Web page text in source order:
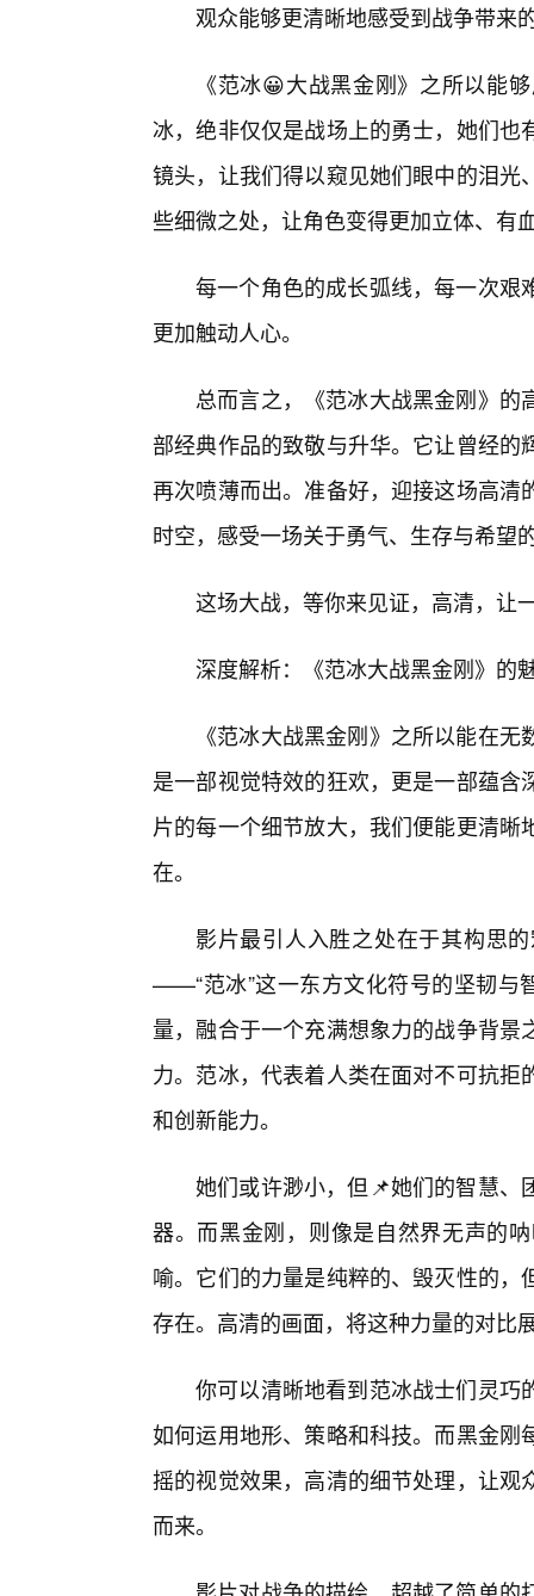
观众能够更清晰地感受到战争带来
《范冰😀大战黑金刚》之所以能
冰，绝非仅仅是战场上的勇士，她们
镜头，让我们得以窥见她们眼中的泪
些细微之处，让角色变得更加立体、有
每一个角色的成长弧线，每一次艰
更加触动人心。
总而言之，《范冰大战黑金刚》
部经典作品的致敬与升华。它让曾经
再次喷薄而出。准备好，迎接这场高
时空，感受一场关于勇气、生存与希望
这场大战，等你来见证，高清，让
深度解析：《范冰大战黑金刚》的
《范冰大战黑金刚》之所以能在
是一部视觉特效的狂欢，更是一部蕴
片的每一个细节放大，我们便能更清
在。
影片最引人入胜之处在于其构思
——“范冰”这一东方文化符号的坚韧与
量，融合于一个充满想象力的战争背
力。范冰，代表着人类在面对不可抗
和创新能力。
她们或许渺小，但📌她们的智慧、
器。而黑金刚，则像是自然界无声的
喻。它们的力量是纯粹的、毁灭性的
存在。高清的画面，将这种力量的对比
你可以清晰地看到范冰战士们灵巧
如何运用地形、策略和科技。而黑金
摇的视觉效果，高清的细节处理，让
而来。